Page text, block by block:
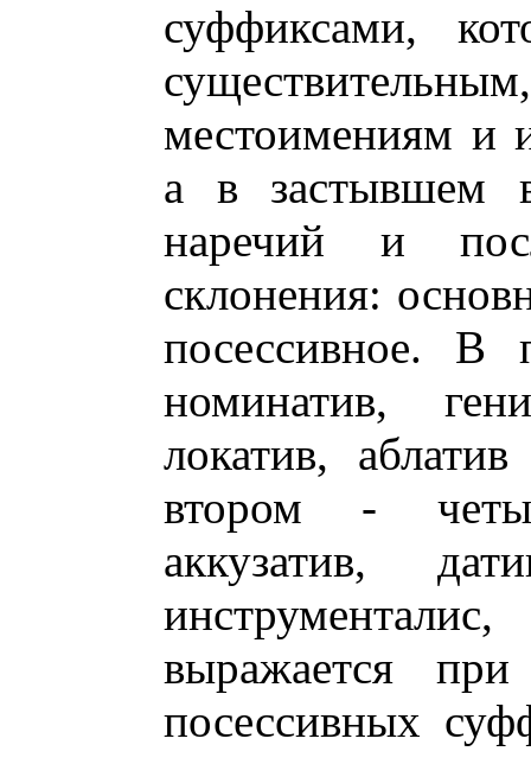
суффиксами,
местоимениям и
а в застывшем
наречий и
склонения:
посессивное. В
номинатив,
локатив,
втором -
аккузатив,
выражается
посессивных